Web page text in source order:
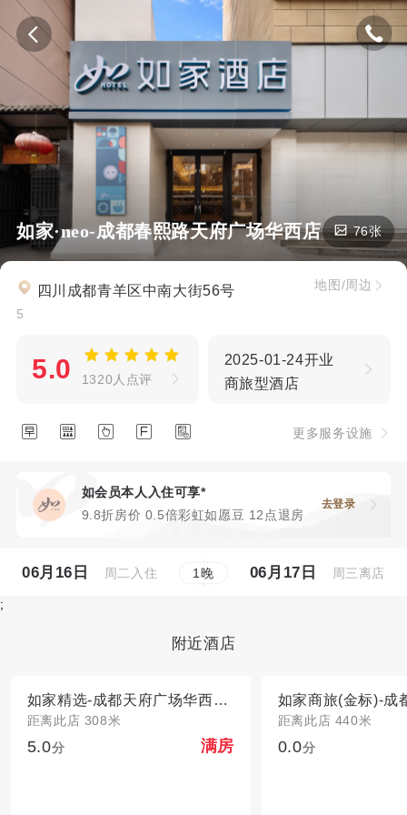
如家·neo-成都春熙路天府广场华西店 76张
四川成都青羊区中南大街56号
5
地图/周边
5.0 1320人点评
2025-01-24开业
商旅型酒店
     更多服务设施
如会员本人入住可享*
9.8折房价 0.5倍彩虹如愿豆 12点退房
去登录
06月16日 周二入住 1晚 06月17日 周三离店
;
附近酒店
如家精选-成都天府广场华西武侯祠店
距离此店 308米
5.0分 满房
距离此店 440米
0.0分